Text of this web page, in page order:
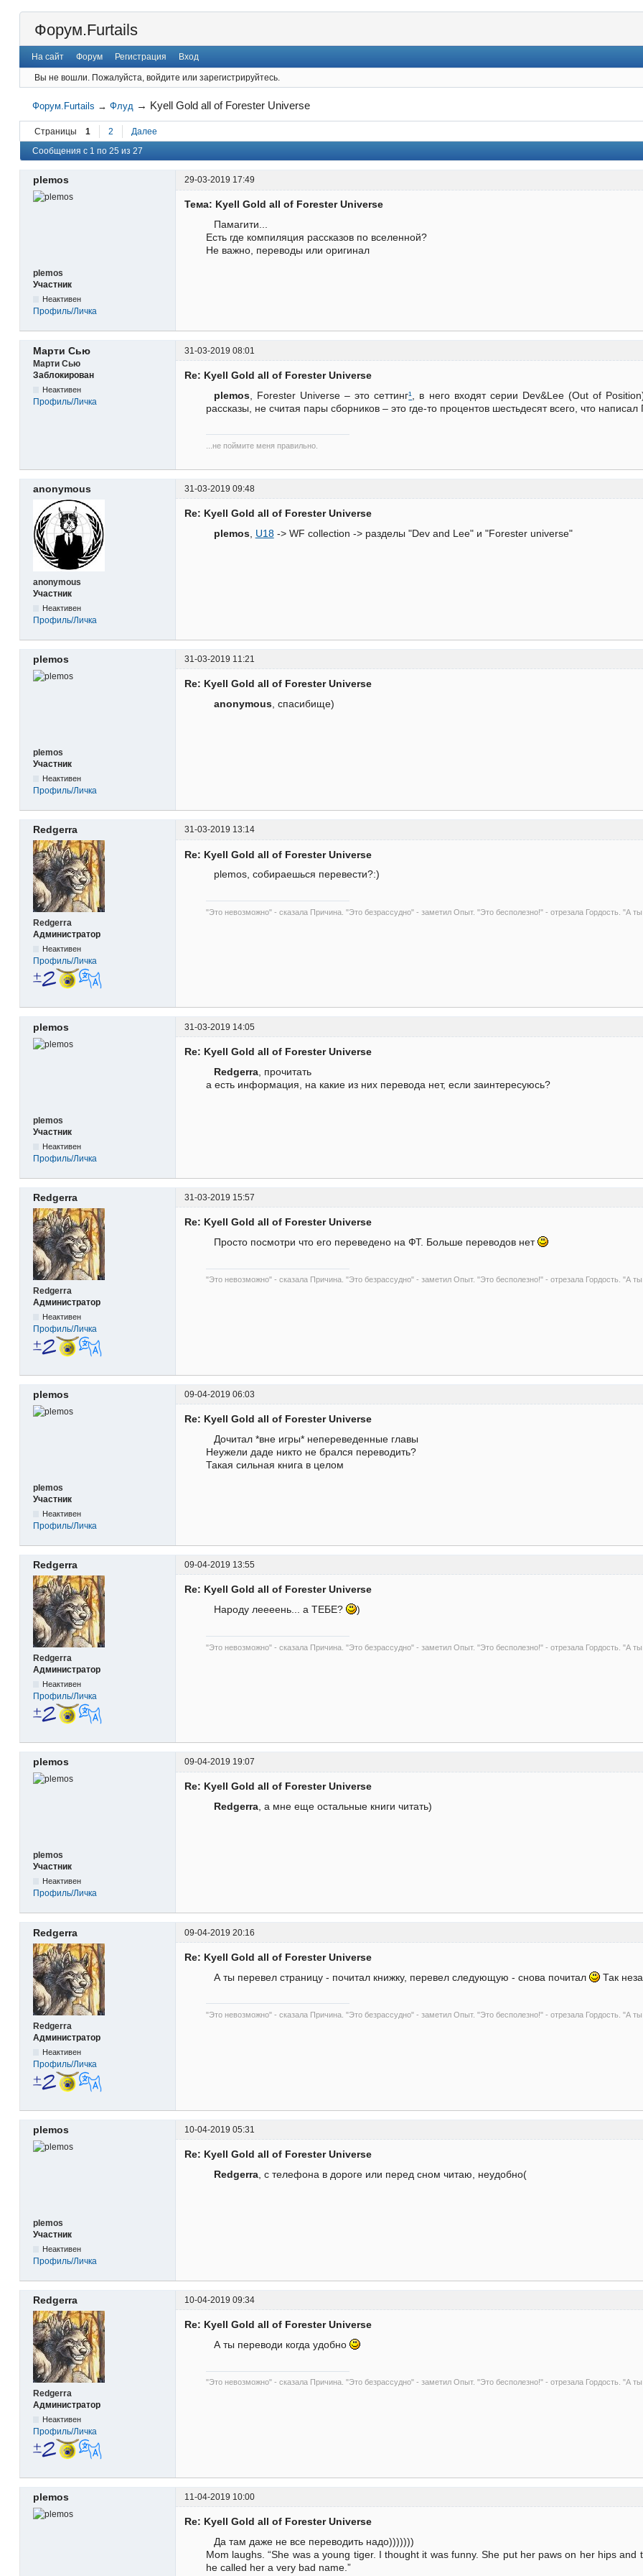
Форум.Furtails
На сайт Форум Регистрация Вход
Вы не вошли. Пожалуйста, войдите или зарегистрируйтесь.
Форум.Furtails →Флуд → Kyell Gold all of Forester Universe
Страницы 1 2 Далее
Сообщения с 1 по 25 из 27
plemos 29-03-2019 17:49
plemos
Участник
Неактивен
Профиль/Личка
Тема: Kyell Gold all of Forester Universe
Памагити...
Есть где компиляция рассказов по вселенной?
Не важно, переводы или оригинал
Марти Сью
31-03-2019 08:01
Марти Сью
Заблокирован
Неактивен
Профиль/Личка
Re: Kyell Gold all of Forester Universe
plemos, Forester Universe – это сеттинг¹ , в него входят серии Dev&Lee (Out of
рассказы, не считая пары сборников – это где-то процентов шестьдесят всего, что
...не поймите меня правильно.
anonymous 31-03-2019 09:48
anonymous
Участник
Неактивен
Профиль/Личка
Re: Kyell Gold all of Forester Universe
plemos, U18-> WF collection -> разделы "Dev and Lee" и "Forester universe"
plemos 31-03-2019 11:21
plemos
Участник
Неактивен
Профиль/Личка
Re: Kyell Gold all of Forester Universe
anonymous, спасибище)
Redgerra 31-03-2019 13:14
Redgerra
Администратор
Неактивен
Профиль/Личка
Re: Kyell Gold all of Forester Universe
plemos, собираешься перевести?:)
"Это невозможно" - сказала Причина. "Это безрассудно" - заметил Опыт. "Это бесполезно!" - отрезала Гордость. "А
plemos 31-03-2019 14:05
plemos
Участник
Неактивен
Профиль/Личка
Re: Kyell Gold all of Forester Universe
Redgerra, прочитать
а есть информация, на какие из них перевода нет, если заинтересуюсь?
Redgerra 31-03-2019 15:57
Redgerra
Администратор
Неактивен
Профиль/Личка
Re: Kyell Gold all of Forester Universe
Просто посмотри что его переведено на ФТ. Больше переводов нет
"Это невозможно" - сказала Причина. "Это безрассудно" - заметил Опыт. "Это бесполезно!" - отрезала Гордость. "А
plemos 09-04-2019 06:03
plemos
Участник
Неактивен
Профиль/Личка
Re: Kyell Gold all of Forester Universe
Дочитал *вне игры* непереведенные главы
Неужели даде никто не брался переводить?
Такая сильная книга в целом
Redgerra 09-04-2019 13:55
Redgerra
Администратор
Неактивен
Профиль/Личка
Re: Kyell Gold all of Forester Universe
Народу леееень... а ТЕБЕ?
)
"Это невозможно" - сказала Причина. "Это безрассудно" - заметил Опыт. "Это бесполезно!" - отрезала Гордость. "А
plemos 09-04-2019 19:07
plemos
Участник
Неактивен
Профиль/Личка
Re: Kyell Gold all of Forester Universe
Redgerra, а мне еще остальные книги читать)
Redgerra 09-04-2019 20:16
Redgerra
Администратор
Неактивен
Профиль/Личка
Re: Kyell Gold all of Forester Universe
А ты перевел страницу - почитал книжку, перевел следующую - снова почитал
Так
"Это невозможно" - сказала Причина. "Это безрассудно" - заметил Опыт. "Это бесполезно!" - отрезала Гордость. "А
plemos 10-04-2019 05:31
plemos
Участник
Неактивен
Профиль/Личка
Re: Kyell Gold all of Forester Universe
Redgerra, с телефона в дороге или перед сном читаю, неудобно(
Redgerra 10-04-2019 09:34
Redgerra
Администратор
Неактивен
Профиль/Личка
Re: Kyell Gold all of Forester Universe
А ты переводи когда удобно
"Это невозможно" - сказала Причина. "Это безрассудно" - заметил Опыт. "Это бесполезно!" - отрезала Гордость. "А
plemos 11-04-2019 10:00
Re: Kyell Gold all of Forester Universe
Да там даже не все переводить надо)))))))
Mom laughs. “She was a young tiger. I thought it was funny. She put her paws on her hips and
he called her a very bad name.”